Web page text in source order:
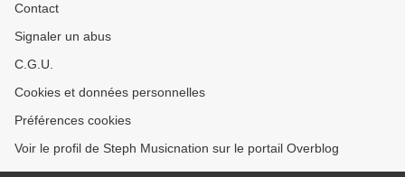
Contact
Signaler un abus
C.G.U.
Cookies et données personnelles
Préférences cookies
Voir le profil de Steph Musicnation sur le portail Overblog